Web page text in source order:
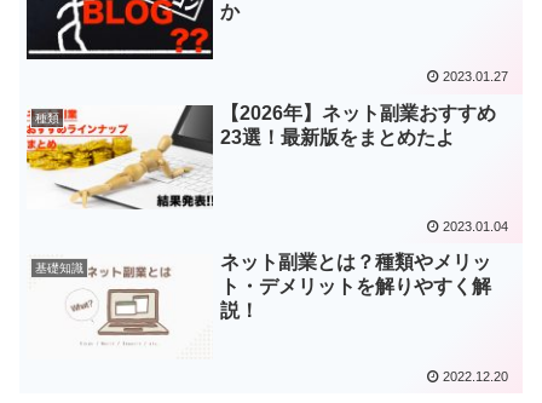
か
2023.01.27
種類
【2026年】ネット副業おすすめ
23選！最新版をまとめたよ
2023.01.04
基礎知識
ネット副業とは？種類やメリッ
ト・デメリットを解りやすく解
説！
2022.12.20